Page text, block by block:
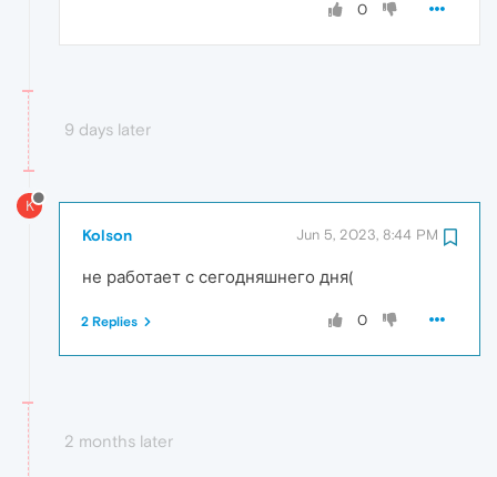
0
9 days later
K
Kolson Jun 5, 2023, 8:44 PM
не работает с сегодняшнего дня(
0
2 Replies
2 months later